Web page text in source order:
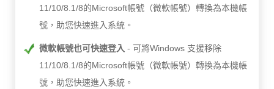
11/10/8.1/8的Microsoft帳號（微軟帳號）轉換為本機帳
號，助您快速進入系統。
微軟帳號也可快速登入
可將Windows 支援移除
11/10/8.1/8的Microsoft帳號（微軟帳號）轉換為本機帳
號，助您快速進入系統。